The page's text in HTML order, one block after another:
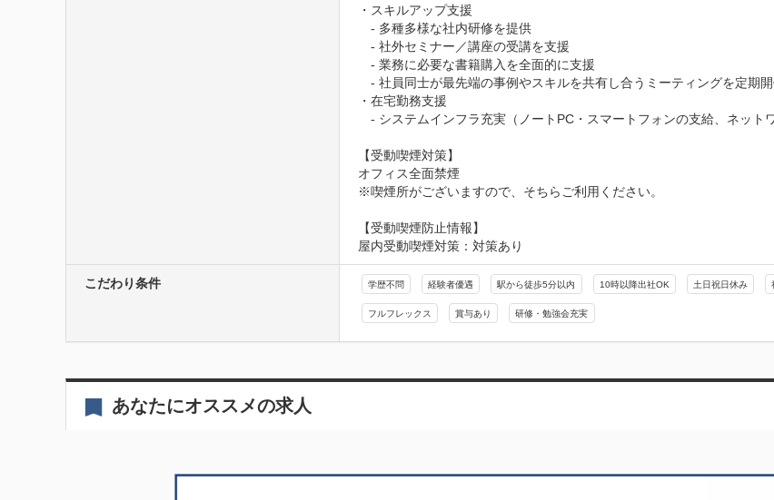
・スキルアップ支援
- 多種多様な社内研修を提供
- 社外セミナー／講座の受講を支援
- 業務に必要な書籍購入を全面的に支援
- 社員同士が最先端の事例やスキルを共有し合うミーティングを定期
・在宅勤務支援
- システムインフラ充実（ノートPC・スマートフォンの支給、ネット
【受動喫煙対策】
オフィス全面禁煙
※喫煙所がございますので、そちらご利用ください。
【受動喫煙防止情報】
屋内受動喫煙対策：対策あり
こだわり条件 学歴不問 経験者優遇 駅から徒歩5分以内 10時以降出社OK 土日祝日休み
フルフレックス 賞与あり 研修・勉強会充実
あなたにオススメの求人